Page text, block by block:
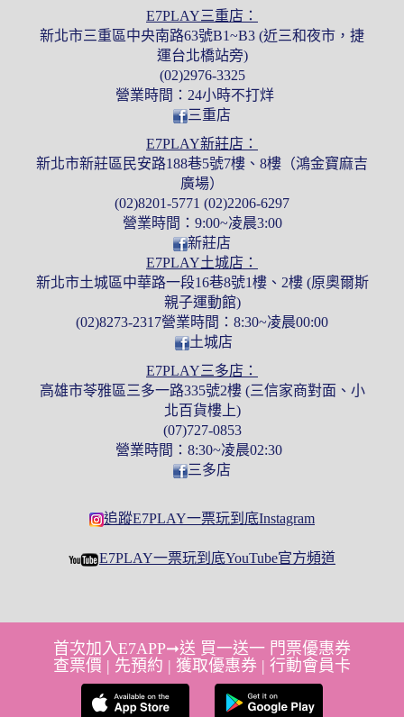
E7PLAY三重店：
新北市三重區中央南路63號B1~B3 (近三和夜市，捷
運台北橋站旁)
(02)2976-3325
營業時間：24小時不打烊
三重店
E7PLAY新莊店：
新北市新莊區民安路188巷5號7樓、8樓（鴻金寶麻吉
廣場）
(02)8201-5771 (02)2206-6297
營業時間：9:00~凌晨3:00
新莊店
E7PLAY土城店：
新北市土城區中華路一段16巷8號1樓、2樓 (原奧爾斯
親子運動館)
(02)8273-2317營業時間：8:30~凌晨00:00
土城店
E7PLAY三多店：
高雄市苓雅區三多一路335號2樓 (三信家商對面、小
北百貨樓上)
(07)727-0853
營業時間：8:30~凌晨02:30
三多店
追蹤E7PLAY一票玩到底Instagram
E7PLAY一票玩到底YouTube官方頻道
首次加入E7APP➞送 買一送一 門票優惠券
查票價 | 先預約 | 獲取優惠券 | 行動會員卡